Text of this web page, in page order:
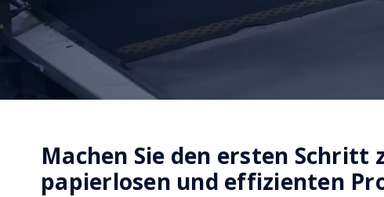
Machen Sie den ersten Schritt
papierlosen und effizienten